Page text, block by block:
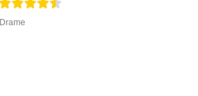
Drame